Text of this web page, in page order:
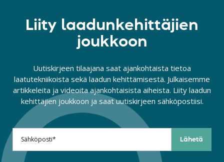
Liity laadunkehittäjien
joukkoon
Uutiskirjeen tilaajana saat ajankohtaista tietoa
laatutekniikoista sekä laadun kehittämisestä. Julkaisemme
artikkeleita ja videoita ajankohtaisista aiheista. Liity laadun
kehittäjien joukkoon ja saat uutiskirjeen sähköpostiisi.